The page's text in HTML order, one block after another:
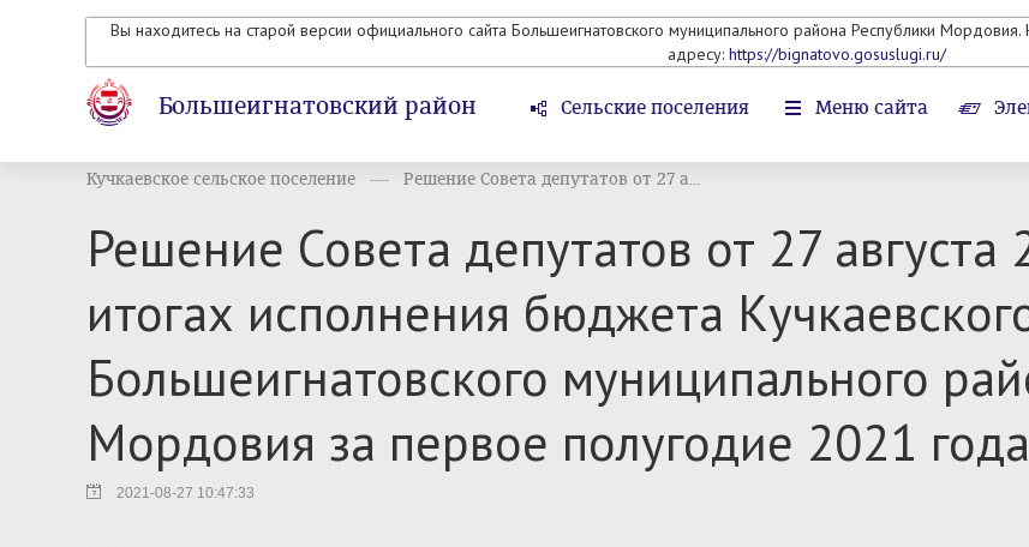
Вы находитесь на старой версии официального сайта Большеигнатовского муниципального района Республики
адресу: https://bignatovo.gosuslugi.ru/
Большеигнатовский район Сельские поселения Меню сайта
Кучкаевское сельское поселение Решение Совета депутатов от 27 а...
Решение Совета депутатов от 27
итогах исполнения бюджета
Большеигнатовского муниципального
Мордовия за первое полугодие 2021 года
2021-08-27 10:47:33